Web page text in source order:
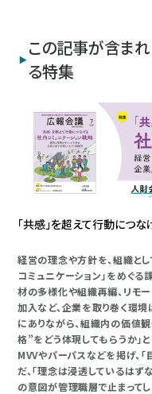
この記事が含まれ
る特集
「共感」を超えて行動につ
経営の理念や方針を、組織と
コミュニケーション」をめぐ
材の多様化や組織再編、リモ
加入など、企業を取り巻く環境
にありながら、組織内の価値
格”をどう体現してもらうか」
MVVやパーパスなどを掲げ、「
だ、「理念は浸透しているはず
の意図が管理職層で止まって